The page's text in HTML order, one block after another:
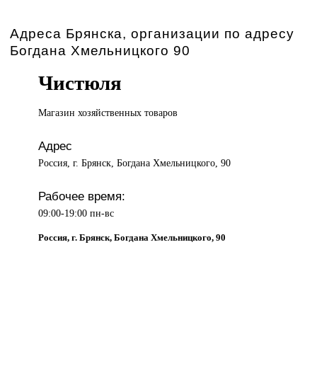
Адреса Брянска, организации по адресу
Богдана Хмельницкого 90
Чистюля
Магазин хозяйственныхтоваров
Адрес
Россия, г. Брянск, Богдана Хмельницкого, 90
Рабочее время:
09:00-19:00 пн-вс
Россия, г. Брянск, Богдана Хмельницкого, 90